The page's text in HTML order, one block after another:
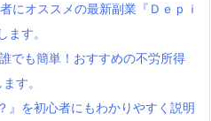
にオススメの最新副業『Ｄｅｐｉ
ます。
でも簡単！おすすめの不労所得
す。
』を初心者にもわかりやすく説明